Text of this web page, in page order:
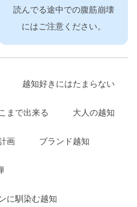
読んでる途中での腹筋崩壊
にはご注意ください。
越知好きにはたまらない
まで出来る 大人の越知
画 ブランド越知
に馴染む越知